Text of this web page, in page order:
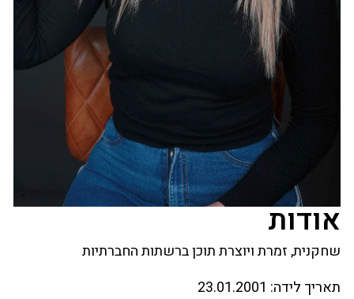
אודות
שחקנית, זמרת ויוצרת תוכן ברשתות החברתיות
תאריך לידה: